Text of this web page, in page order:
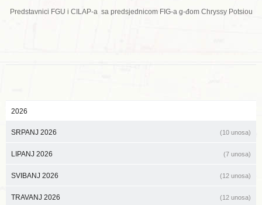
Predstavnici FGU i CILAP-a sa predsjednicom FIG-a g-đom Chryssy Potsiou
2026
SRPANJ 2026 (10 unosa)
LIPANJ 2026 (7 unosa)
SVIBANJ 2026 (12 unosa)
TRAVANJ 2026 (12 unosa)